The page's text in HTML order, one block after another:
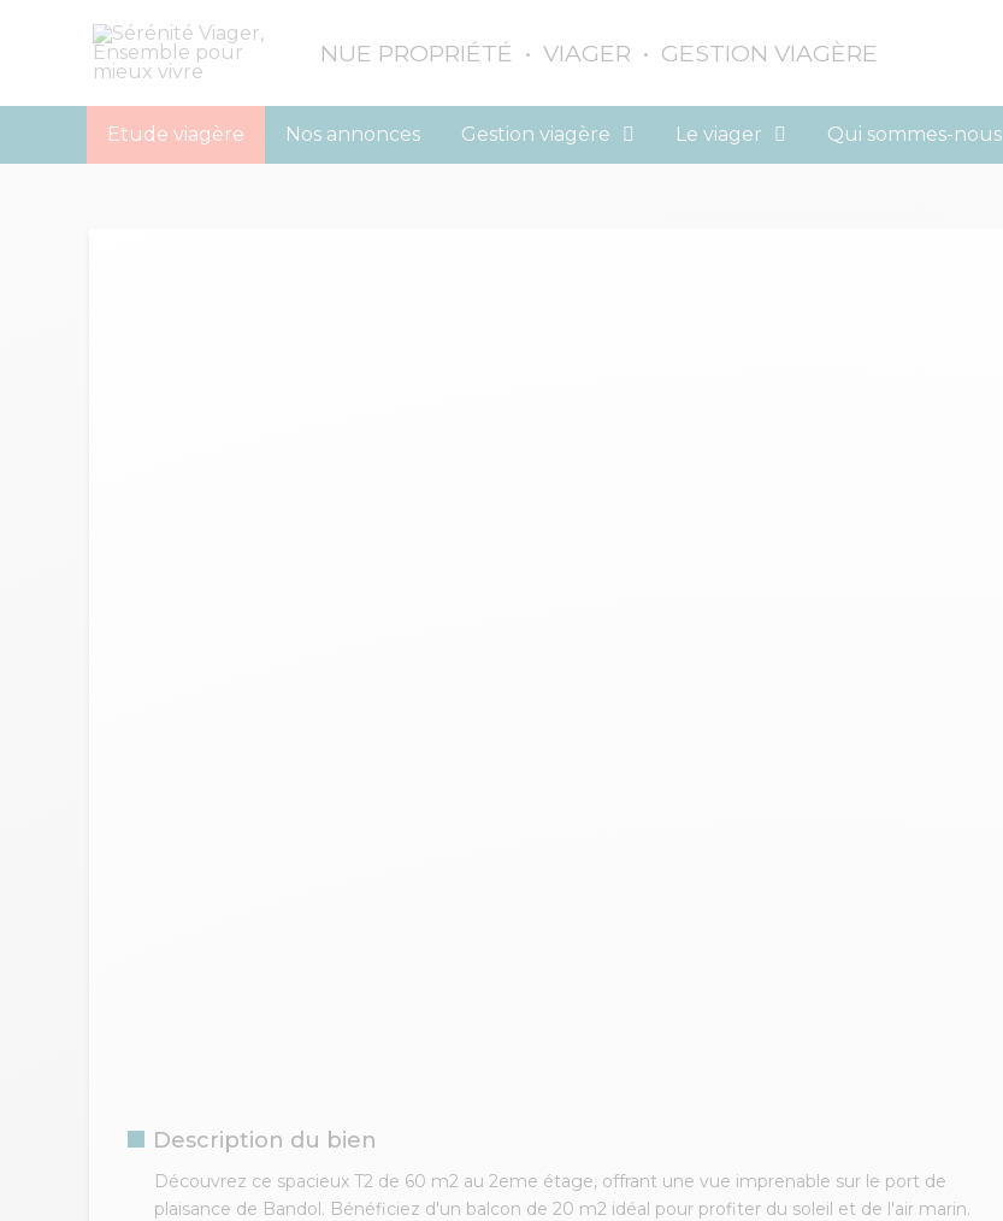
NUE PROPRIÉTÉ • VIAGER • GESTION VIAGÈRE
Etude viagère Nos annonces Gestion viagère Le viager Qui sommes-nous
Description du bien
Découvrez ce spacieux T2 de 60 m2 au 2eme étage, offrant une vue imprenable sur le port de
plaisance de Bandol. Bénéficiez d'un balcon de 20 m2 idéal pour profiter du soleil et de l'air marin.